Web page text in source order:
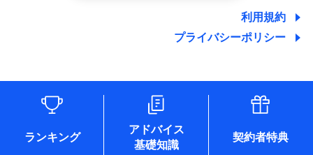
しくは委託を受けている保険会社・提携会社の保険その他に
関する情報を提供し、金融商品等の契約を勧奨するため、ま
た維持管理等の委託業務遂行のため、またそれらに付帯、関
情報を取引のある他の保険会社の商品・サービスをご提案す
るために利用させていただくことがあります。）
各種セミナーの開催のため
コンサルティングサービスの実施のため
アンケートやキャンペーン等の実施のため
上記に係る案内・手続き・管理等付帯業務を行うため
利用規約
プライバシーポリシー
ランキング
アドバイス
基礎知識
契約者特典